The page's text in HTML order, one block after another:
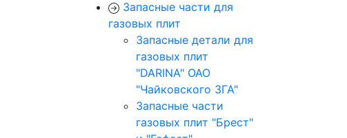
Запасные части для
газовых плит
Запасные детали для
газовых плит
"DARINA" ОАО
"Чайковского ЗГА"
Запасные части
газовых плит "Брест"